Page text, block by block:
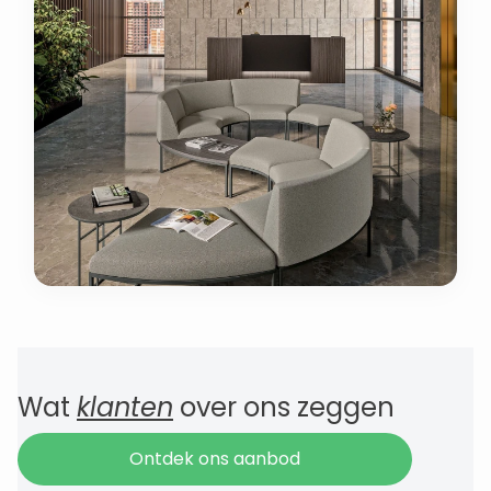
Wat klanten over ons zeggen
Ontdek ons aanbod